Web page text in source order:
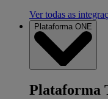
Ver todas as
Plataforma ONE
Plataforma